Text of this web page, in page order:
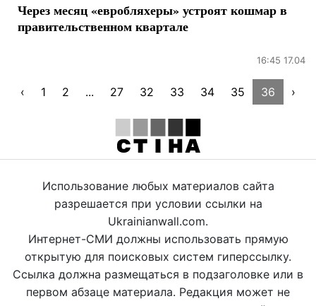
Через месяц «евробляхеры» устроят кошмар в
правительственном квартале
16:45 17.04
‹ 1 2 ... 27 32 33 34 35 36 ›
Использование любых материалов сайта
разрешается при условии ссылки на
Ukrainianwall.com.
Интернет-СМИ должны использовать прямую
открытую для поисковых систем гиперссылку.
Ссылка должна размещаться в подзаголовке или в
первом абзаце материала. Редакция может не